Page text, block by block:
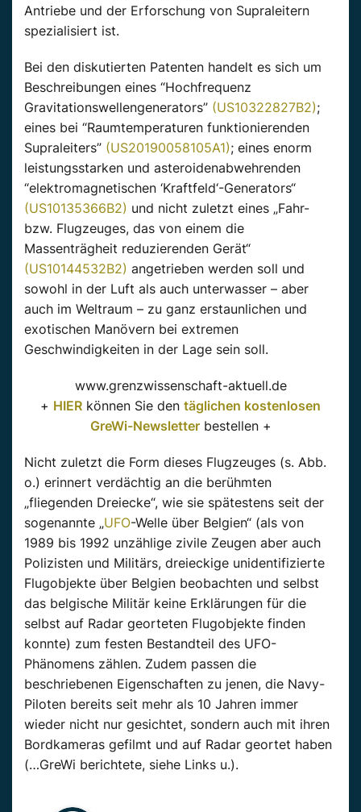
Antriebe und der Erforschung von Supraleitern
spezialisiert ist.
Bei den diskutierten Patenten handelt es sich um
Beschreibungen eines “Hochfrequenz
Gravitationswellengenerators” (US10322827B2);
eines bei “Raumtemperaturen funktionierenden
Supraleiters” (US20190058105A1); eines enorm
leistungsstarken und asteroidenabwehrenden
“elektromagnetischen ‘Kraftfeld‘-Generators“
(US10135366B2) und nicht zuletzt eines „Fahr-
bzw. Flugzeuges, das von einem die
Massenträgheit reduzierenden Gerät“
(US10144532B2) angetrieben werden soll und
sowohl in der Luft als auch unterwasser – aber
auch im Weltraum – zu ganz erstaunlichen und
exotischen Manövern bei extremen
Geschwindigkeiten in der Lage sein soll.
www.grenzwissenschaft-aktuell.de
+ HIER können Sie den täglichen kostenlosen
GreWi-Newsletterbestellen +
Nicht zuletzt die Form dieses Flugzeuges (s. Abb.
o.) erinnert verdächtig an die berühmten
„fliegenden Dreiecke“, wie sie spätestens seit der
sogenannte „UFO-Welle über Belgien“ (als von
1989 bis 1992 unzählige zivile Zeugen aber auch
Polizisten und Militärs, dreieckige unidentifizierte
Flugobjekte über Belgien beobachten und selbst
das belgische Militär keine Erklärungen für die
selbst auf Radar georteten Flugobjekte finden
konnte) zum festen Bestandteil des UFO-
Phänomens zählen. Zudem passen die
beschriebenen Eigenschaften zu jenen, die Navy-
Piloten bereits seit mehr als 10 Jahren immer
wieder nicht nur gesichtet, sondern auch mit ihren
Bordkameras gefilmt und auf Radar geortet haben
(…GreWi berichtete, siehe Links u.).